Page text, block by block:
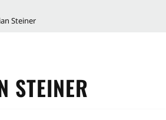
Steiner
STEINER